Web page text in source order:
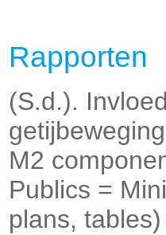
Rapporten
(S.d.).
M2
Publics =
plans,